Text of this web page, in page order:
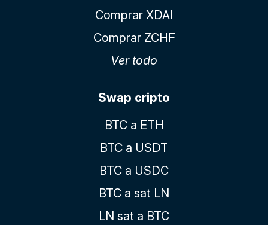
Comprar XDAI
Comprar ZCHF
Ver todo
Swap cripto
BTC a ETH
BTC a USDT
BTC a USDC
BTC a sat LN
LN sat a BTC